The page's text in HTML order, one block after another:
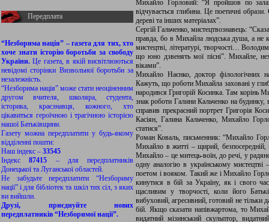
Передплата
“Незборима нація” – газета для тих, хто
хоче знати історію боротьби за свободу
України.Це газета, в якій висвітлюються
невідомі сторінки Визвольної боротьби за
незалежність.
“Незборима нація” може стати неоціненним
другом вчителя, школяра, студента,
історика, краєзнавця, кожного, хто
цікавиться героїчною і трагічною історією
нашої Батьківщини.
Газету можна передплатити у будь-якому
відділенні пошти:
Наш індекс – 33545
Індекс87415 – для передплатників
Донецької та Луганської областей.
Не забудьте передплатити “Незбориму
нації” і для бібліотек та шкіл тих сіл, з яких
ви вийшли.
Друзі, приєднуйте нових
передплатників “Незборимої нації”.
Михайло Горловий: “Я пройшов по
відчувається глибина. Це поетичні
дереві та інших матеріалах”.
Сергій Гальченко, мистецтвознавець:
правда, бо в Михайла людська душа, а не
мистецтві, літературі, творчості…
що юно дзвенять мої пісні”. Михайле,
віками”.
Михайло Наєнко, доктор філологічних
Кажуть, що роботи Михайла заховані у
народився Григорій Косинка. Там корінь
знак роботи Галини Кальченко на
справив прекрасний портрет Григорія
Касіян, Галина Кальченко, Михайло
статися”.
Роман Коваль, письменник: “Михайло
Михайло в житті – щирий, безпосередній,
Михайло – це митець-воїн, до речі, у
одну аналогію в українському
поетом і вояком. Такий же і Михайло
кинутися в бій за Україну, як і свого
щасливим у творчості, коли його
вибуховий, агресивний, готовий не тільки
бій. Якщо сказати напівжартома, то
видатний мізинський скульптор,